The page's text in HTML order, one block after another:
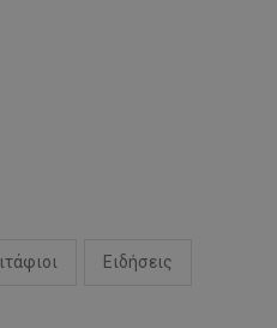
Ειδήσεις